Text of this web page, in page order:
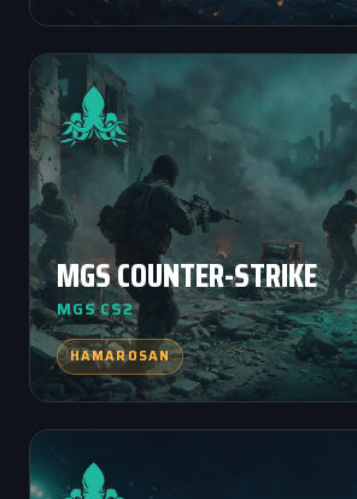
MGS COUNTER-STRIKE
MGS CS2
HAMAROSAN